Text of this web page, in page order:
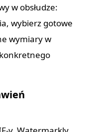
w obsłudze:
wybierz gotowe
wymiary w